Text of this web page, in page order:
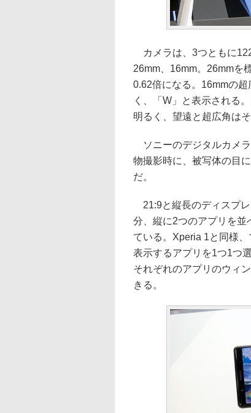
カメラは、3つともに
26mm、16mm。26mmを
0.62倍になる。16mmの
く、「W」と表示される
明るく、望遠と超広角は
ソニーのデジタルカメ
物撮影時に、被写体の目
だ。
21:9と縦長のディスプ
分、縦に2つのアプリを並
ている。Xperia 1と同様
表示するアプリを1つ1つ
それぞれのアプリのウィ
きる。